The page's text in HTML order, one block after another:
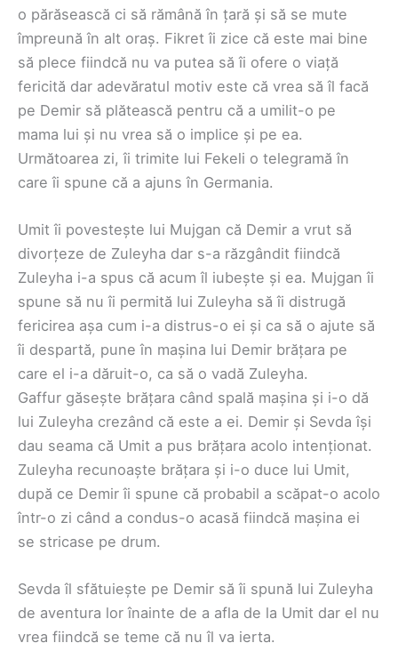
o părăsească ci să rămână în țară și să se mute
împreună în alt oraș. Fikret îi zice că este mai bine
să plece fiindcă nu va putea să îi ofere o viață
fericită dar adevăratul motiv este că vrea să îl facă
pe Demir să plătească pentru că a umilit-o pe
mama lui și nu vrea să o implice și pe ea.
Următoarea zi, îi trimite lui Fekeli o telegramă în
care îi spune că a ajuns în Germania.
Umit îi povestește lui Mujgan că Demir a vrut să
divorțeze de Zuleyha dar s-a răzgândit fiindcă
Zuleyha i-a spus că acum îl iubește și ea. Mujgan îi
spune să nu îi permită lui Zuleyha să îi distrugă
fericirea așa cum i-a distrus-o ei și ca să o ajute să
îi despartă, pune în mașina lui Demir brățara pe
care el i-a dăruit-o, ca să o vadă Zuleyha.
Gaffur găsește brățara când spală mașina și i-o dă
lui Zuleyha crezând că este a ei. Demir și Sevda își
dau seama că Umit a pus brățara acolo intenționat.
Zuleyha recunoaște brățara și i-o duce lui Umit,
după ce Demir îi spune că probabil a scăpat-o acolo
într-o zi când a condus-o acasă fiindcă mașina ei
se stricase pe drum.
Sevda îl sfătuiește pe Demir să îi spună lui Zuleyha
de aventura lor înainte de a afla de la Umit dar el nu
vrea fiindcă se teme că nu îl va ierta.